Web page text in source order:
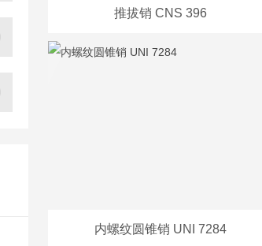
推拔销 CNS 396
内螺纹圆锥销 UNI 7284